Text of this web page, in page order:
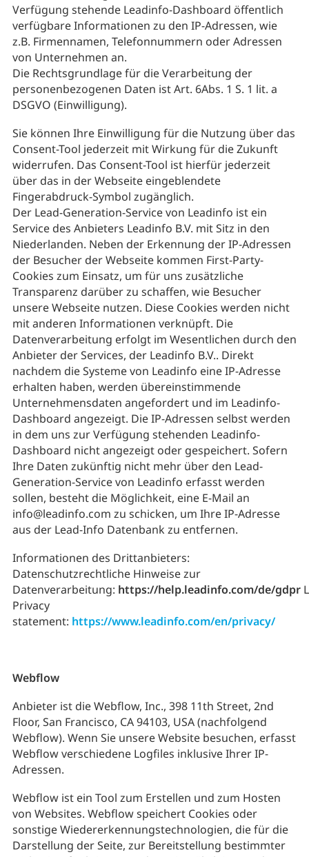
Verfügung stehende Leadinfo-Dashboard öffentlich
verfügbare Informationen zu den IP-Adressen, wie
z.B. Firmennamen, Telefonnummern oder Adressen
von Unternehmen an.
Die Rechtsgrundlage für die Verarbeitung der
personenbezogenen Daten ist Art. 6Abs. 1 S. 1 lit. a
DSGVO (Einwilligung).
Sie können Ihre Einwilligung für die Nutzung über das
Consent-Tool jederzeit mit Wirkung für die Zukunft
widerrufen. Das Consent-Tool ist hierfür jederzeit
über das in der Webseite eingeblendete
Fingerabdruck-Symbol zugänglich.
Der Lead-Generation-Service von Leadinfo ist ein
Service des Anbieters Leadinfo B.V. mit Sitz in den
Niederlanden. Neben der Erkennung der IP-Adressen
der Besucher der Webseite kommen First-Party-
Cookies zum Einsatz, um für uns zusätzliche
Transparenz darüber zu schaffen, wie Besucher
unsere Webseite nutzen. Diese Cookies werden nicht
mit anderen Informationen verknüpft. Die
Datenverarbeitung erfolgt im Wesentlichen durch den
Anbieter der Services, der Leadinfo B.V.. Direkt
nachdem die Systeme von Leadinfo eine IP-Adresse
erhalten haben, werden übereinstimmende
Unternehmensdaten angefordert und im Leadinfo-
Dashboard angezeigt. Die IP-Adressen selbst werden
in dem uns zur Verfügung stehenden Leadinfo-
Dashboard nicht angezeigt oder gespeichert. Sofern
Ihre Daten zukünftig nicht mehr über den Lead-
Generation-Service von Leadinfo erfasst werden
sollen, besteht die Möglichkeit, eine E-Mail an
info@leadinfo.com zu schicken, um Ihre IP-Adresse
aus der Lead-Info Datenbank zu entfernen.
Informationen des Drittanbieters:
Datenschutzrechtliche Hinweise zur
Datenverarbeitung: https://help.leadinfo.com/de/gdpr
Privacy
statement: https://www.leadinfo.com/en/privacy/
Webflow
Anbieter ist die Webflow, Inc., 398 11th Street, 2nd
Floor, San Francisco, CA 94103, USA (nachfolgend
Webflow). Wenn Sie unsere Website besuchen, erfasst
Webflow verschiedene Logfiles inklusive Ihrer IP-
Adressen.
Webflow ist ein Tool zum Erstellen und zum Hosten
von Websites. Webflow speichert Cookies oder
sonstige Wiedererkennungstechnologien, die für die
Darstellung der Seite, zur Bereitstellung bestimmter